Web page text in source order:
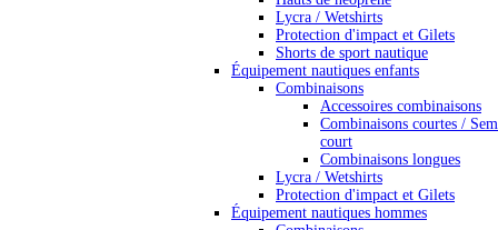
Lycra / Wetshirts
Protection d'impact et Gilets
Shorts de sport nautique
Équipement nautiques enfants
Combinaisons
Accessoires combinaisons
Combinaisons courtes /
court
Combinaisons longues
Lycra / Wetshirts
Protection d'impact et Gilets
Équipement nautiques hommes